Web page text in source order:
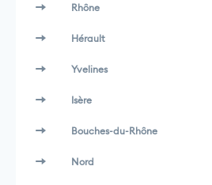
Rhône
Hérault
Yvelines
Isère
Bouches-du-Rhône
Nord